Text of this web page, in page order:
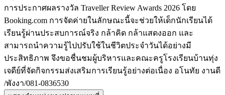
การประกาศผลรางวัล Traveller Review Awards 2026 โดย
Booking.com การจัดค่ายในลักษณะนี้จะช่วยให้เด็กนักเรียนได้
เรียนรู้ผ่านประสบการณ์จริง กล้าคิด กล้าแสดงออก และ
สามารถนำความรู้ไปปรับใช้ในชีวิตประจำวันได้อย่างมี
ประสิทธิภาพ จึงขอชื่นชมผู้บริหารและคณะครูโรงเรียนบ้านทุ่ง
เจดีย์ที่จัดกิจกรรมส่งเสริมการเรียนรู้อย่างต่อเนื่อง อโนทัย งานดี
/พังงา/081-0836530